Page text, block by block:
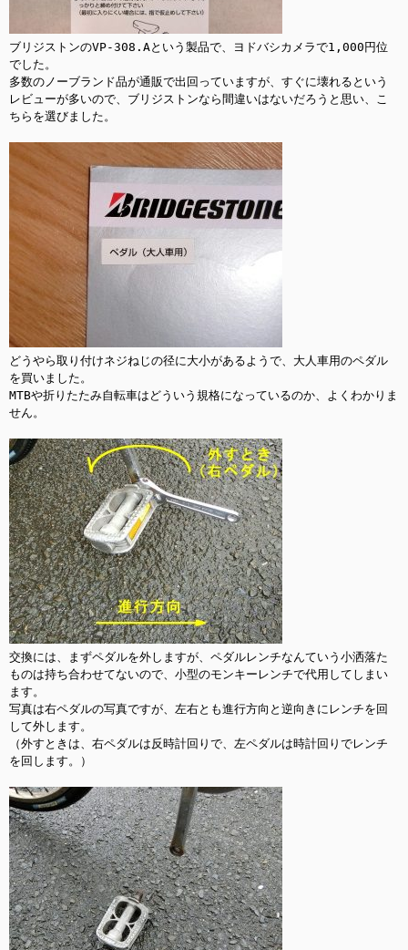
ブリジストンのVP-308.Aという製品で、ヨドバシカメラで1,000円位
でした。
多数のノーブランド品が通販で出回っていますが、すぐに壊れるという
レビューが多いので、ブリジストンなら間違いはないだろうと思い、こ
ちらを選びました。
どうやら取り付けネジねじの径に大小があるようで、大人車用のペダル
を買いました。
MTBや折りたたみ自転車はどういう規格になっているのか、よくわかりま
せん。
交換には、まずペダルを外しますが、ペダルレンチなんていう小洒落た
ものは持ち合わせてないので、小型のモンキーレンチで代用してしまい
ます。
写真は右ペダルの写真ですが、左右とも進行方向と逆向きにレンチを回
して外します。
（外すときは、右ペダルは反時計回りで、左ペダルは時計回りでレンチ
を回します。）